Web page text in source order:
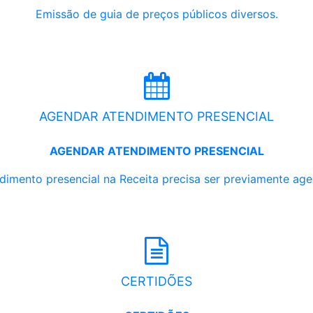
Emissão de guia de preços públicos diversos.
AGENDAR ATENDIMENTO PRESENCIAL
AGENDAR ATENDIMENTO PRESENCIAL
presencial na Receita precisa ser previamente
CERTIDÕES